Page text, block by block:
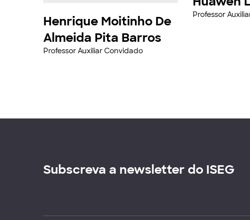
Henrique Moitinho De
Almeida Pita Barros
Professor Auxiliar Convidado
Professor
Subscreva a newsletter do ISEG